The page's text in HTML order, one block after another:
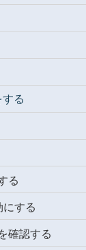
る
る
にする
確認する